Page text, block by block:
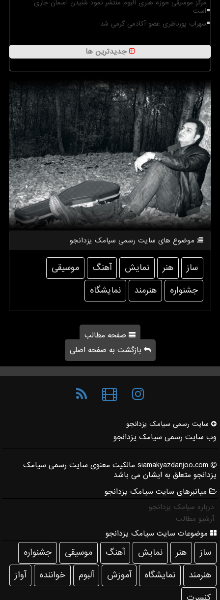
مرکز موسیقی حوزه هنری آلبوم منتشر نمود شنیدن آسمان جاری
است
سهراب پورناظری عضو آکادمی گرمی شد
جدیدترین ها
موضوع های سایت رسمی سیامك یزدانجو
ساز هنر نمایش آهنگ
موسیقی
جشنواره
هنرمند نمایشگاه
صفحه مطالب
بازگشت به صفحه اصلی
سایت رسمی سیامك یزدانجو
وب سایت رسمی سیامک یزدانجو
siamakyazdanjoo.com مالکیت معنوی سایت رسمی سیامک
یزدانجو متعلق به ایشان می باشد
میانبرهای سایت سیامک یزدانجو
درباره سیامک یزدانجو
آرشیو مطالب
موضوعات سایت سیامک یزدانجو
ساز هنر نمایش آهنگ موسیقی
جشنواره
هنرمند
نمایشگاه آموزش آلبوم خواننده
آواز